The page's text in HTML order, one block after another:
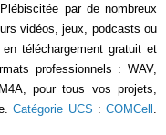
par de nombreux
vidéos, jeux, podcasts ou
téléchargement gratuit et
professionnels : WAV,
pour tous vos projets,
Catégorie UCS :COMCell